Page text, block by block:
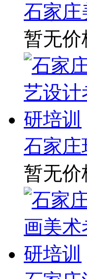
石家庄
暂无价
石家庄
暂无价